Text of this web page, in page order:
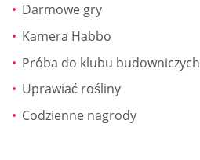
Darmowe gry
Kamera Habbo
Próba do klubu budowniczych
Uprawiać rośliny
Codzienne nagrody